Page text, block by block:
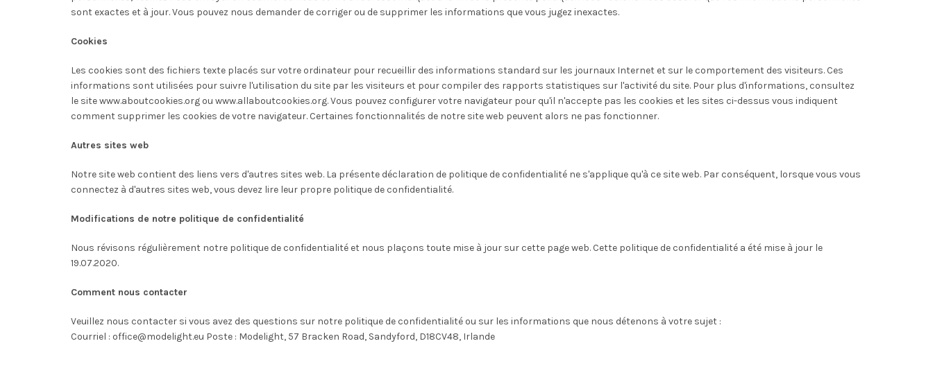
sont exactes et à jour. Vous pouvez nous demander de corriger ou de supprimer les informations que vous jugez inexactes.
Cookies
Les cookies sont des fichiers texte placés sur votre ordinateur pour recueillir des informations standard sur les journaux Internet et sur le comportement des visiteurs. Ces
informations sont utilisées pour suivre l'utilisation du site par les visiteurs et pour compiler des rapports statistiques sur l'activité du site. Pour plus d'informations, consultez
le site www.aboutcookies.org ou www.allaboutcookies.org. Vous pouvez configurer votre navigateur pour qu'il n'accepte pas les cookies et les sites ci-dessus vous indiquent
comment supprimer les cookies de votre navigateur. Certaines fonctionnalités de notre site web peuvent alors ne pas fonctionner.
Autres sites web
Notre site web contient des liens vers d'autres sites web. La présente déclaration de politique de confidentialité ne s'applique qu'à ce site web. Par conséquent, lorsque vous vous
connectez à d'autres sites web, vous devez lire leur propre politique de confidentialité.
Modifications de notre politique de confidentialité
Nous révisons régulièrement notre politique de confidentialité et nous plaçons toute mise à jour sur cette page web. Cette politique de confidentialité a été mise à jour le
19.07.2020.
Comment nous contacter
Veuillez nous contacter si vous avez des questions sur notre politique de confidentialité ou sur les informations que nous détenons à votre sujet :
Courriel : office@modelight.eu Poste : Modelight, 57 Bracken Road, Sandyford, D18CV48, Irlande